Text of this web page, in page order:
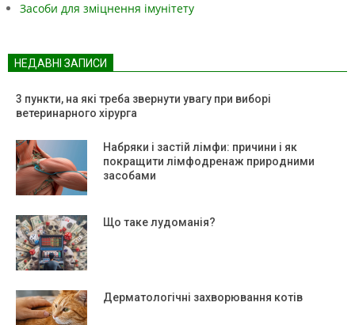
Засоби для зміцнення імунітету
НЕДАВНІ ЗАПИСИ
3 пункти, на які треба звернути увагу при виборі
ветеринарного хірурга
Набряки і застій лімфи: причини і як
покращити лімфодренаж природними
засобами
Що таке лудоманія?
Дерматологічні захворювання котів